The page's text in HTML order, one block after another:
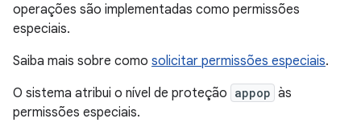
operações são implementadas como permissões
especiais.
Saiba mais sobre como solicitar permissões especiais.
O sistema atribui o nível de proteção appop às
permissões especiais.